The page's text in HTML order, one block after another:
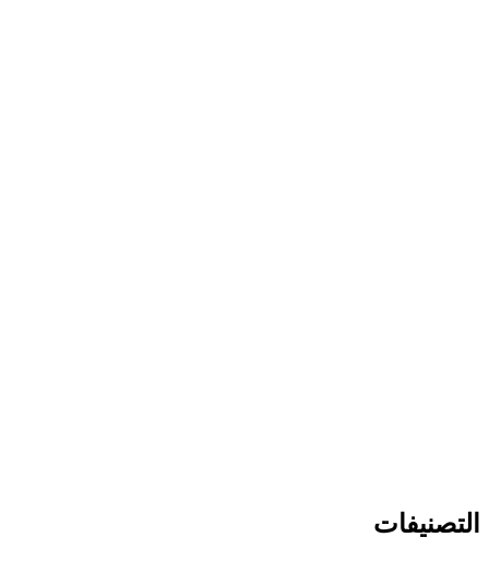
التصنيفات